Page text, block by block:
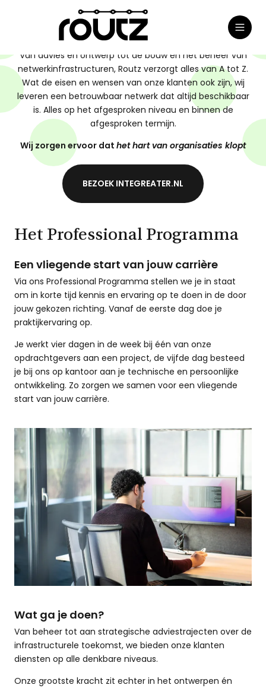
content
WORD JIJ DE DEVOPS EXPERT
DEVOPS ENGINEER
Van advies en ontwerp tot de bouw en het beheer van
netwerkinfrastructuren, Routz verzorgt alles van A tot Z.
Wat de eisen en wensen van onze klanten ook zijn, wij
leveren een betrouwbaar netwerk dat altijd beschikbaar
is. Alles op het afgesproken niveau en binnen de
afgesproken termijn.
Wij zorgen ervoor dat het hart van organisaties klopt
BEZOEK INTEGREATER.NL
Het Professional Programma
Een vliegende start van jouw carrière
Via ons Professional Programma stellen we je in staat
om in korte tijd kennis en ervaring op te doen in de door
jouw gekozen richting. Vanaf de eerste dag doe je
praktijkervaring op.
Je werkt vier dagen in de week bij één van onze
opdrachtgevers aan een project, de vijfde dag besteed
je bij ons op kantoor aan je technische en persoonlijke
ontwikkeling. Zo zorgen we samen voor een vliegende
start van jouw carrière.
Wat ga je doen?
Van beheer tot aan strategische adviestrajecten over de
infrastructurele toekomst, we bieden onze klanten
diensten op alle denkbare niveaus.
Onze grootste kracht zit echter in het ontwerpen én